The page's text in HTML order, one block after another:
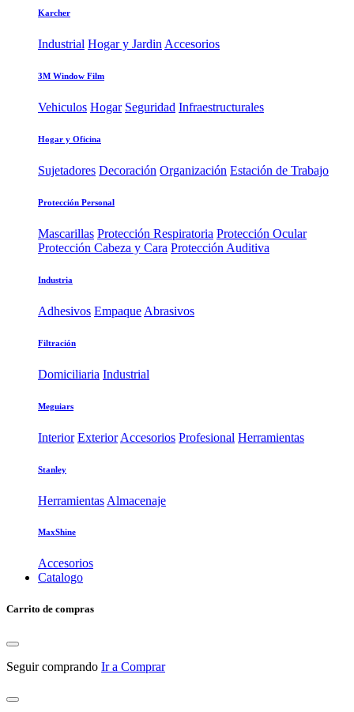
Karcher
Industrial Hogar y Jardin Accesorios
3M Window Film
Vehiculos Hogar Seguridad Infraestructurales
Hogar y Oficina
Sujetadores Decoración Organización Estación de Trabajo
Protección Personal
Mascarillas Protección Respiratoria Protección Ocular
Protección Cabeza y Cara Protección Auditiva
Industria
Adhesivos Empaque Abrasivos
Filtración
Domiciliaria Industrial
Meguiars
Interior Exterior Accesorios Profesional Herramientas
Stanley
Herramientas Almacenaje
MaxShine
Accesorios
Catalogo
Carrito de compras
Seguir comprando Ir a Comprar